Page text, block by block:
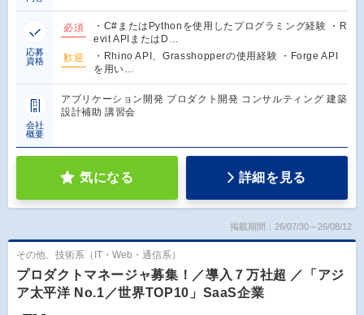
応募
資格
必須
・C#またはPythonを使用したプログラミング経験 ・R
evit APIまたはD…
歓迎
・Rhino API、Grasshopperの使用経験 ・Forge API
を用い…
会社
概要
アプリケーション開発 プロダクト開発 コンサルティング 建築
設計補助 講習会
気になる 詳細を見る
掲載期間：26/07/30～26/08/12
その他、技術系（IT・Web・通信系）
プロダクトマネージャ募集！／導入７万社超 ／「アジ
ア太平洋 No.1／世界TOP10」SaaS企業